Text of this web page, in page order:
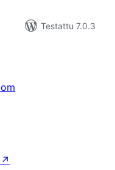
Testattu 7.0.3
↗